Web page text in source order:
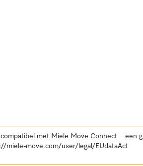
met Miele Move Connect –
miele-move.com/user/legal/EUdataAct